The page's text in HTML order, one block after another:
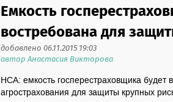
Емкость
востребована для
добавлено 06.11.2015 19:03
автор Анастасия Викторова
НСА: емкость госперестраховщика будет
агрострахования для защиты крупных